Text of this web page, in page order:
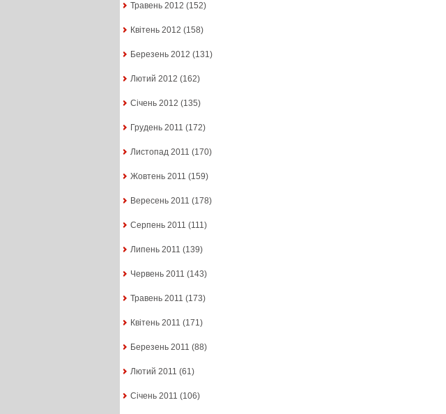
Травень 2012 (152)
Квітень 2012 (158)
Березень 2012 (131)
Лютий 2012 (162)
Січень 2012 (135)
Грудень 2011 (172)
Листопад 2011 (170)
Жовтень 2011 (159)
Вересень 2011 (178)
Серпень 2011 (111)
Липень 2011 (139)
Червень 2011 (143)
Травень 2011 (173)
Квітень 2011 (171)
Березень 2011 (88)
Лютий 2011 (61)
Січень 2011 (106)